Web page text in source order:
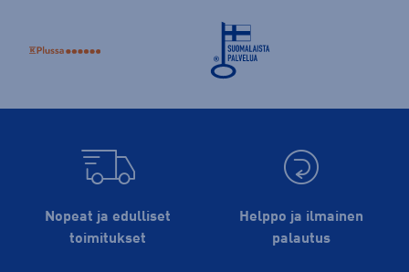
Nopeat ja edulliset
toimitukset
Helppo ja ilmainen
palautus